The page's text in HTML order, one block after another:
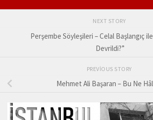
NEXT STORY
Perşembe Söyleşileri – Celal Başlangıç ile
Devrildi?”
PREVIOUS STORY
Mehmet Ali Başaran – Bu Ne